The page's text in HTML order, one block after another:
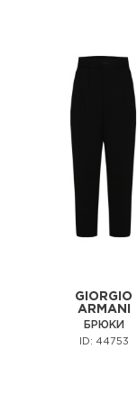
GIORGIO
ARMANI
БРЮКИ
ID: 44753